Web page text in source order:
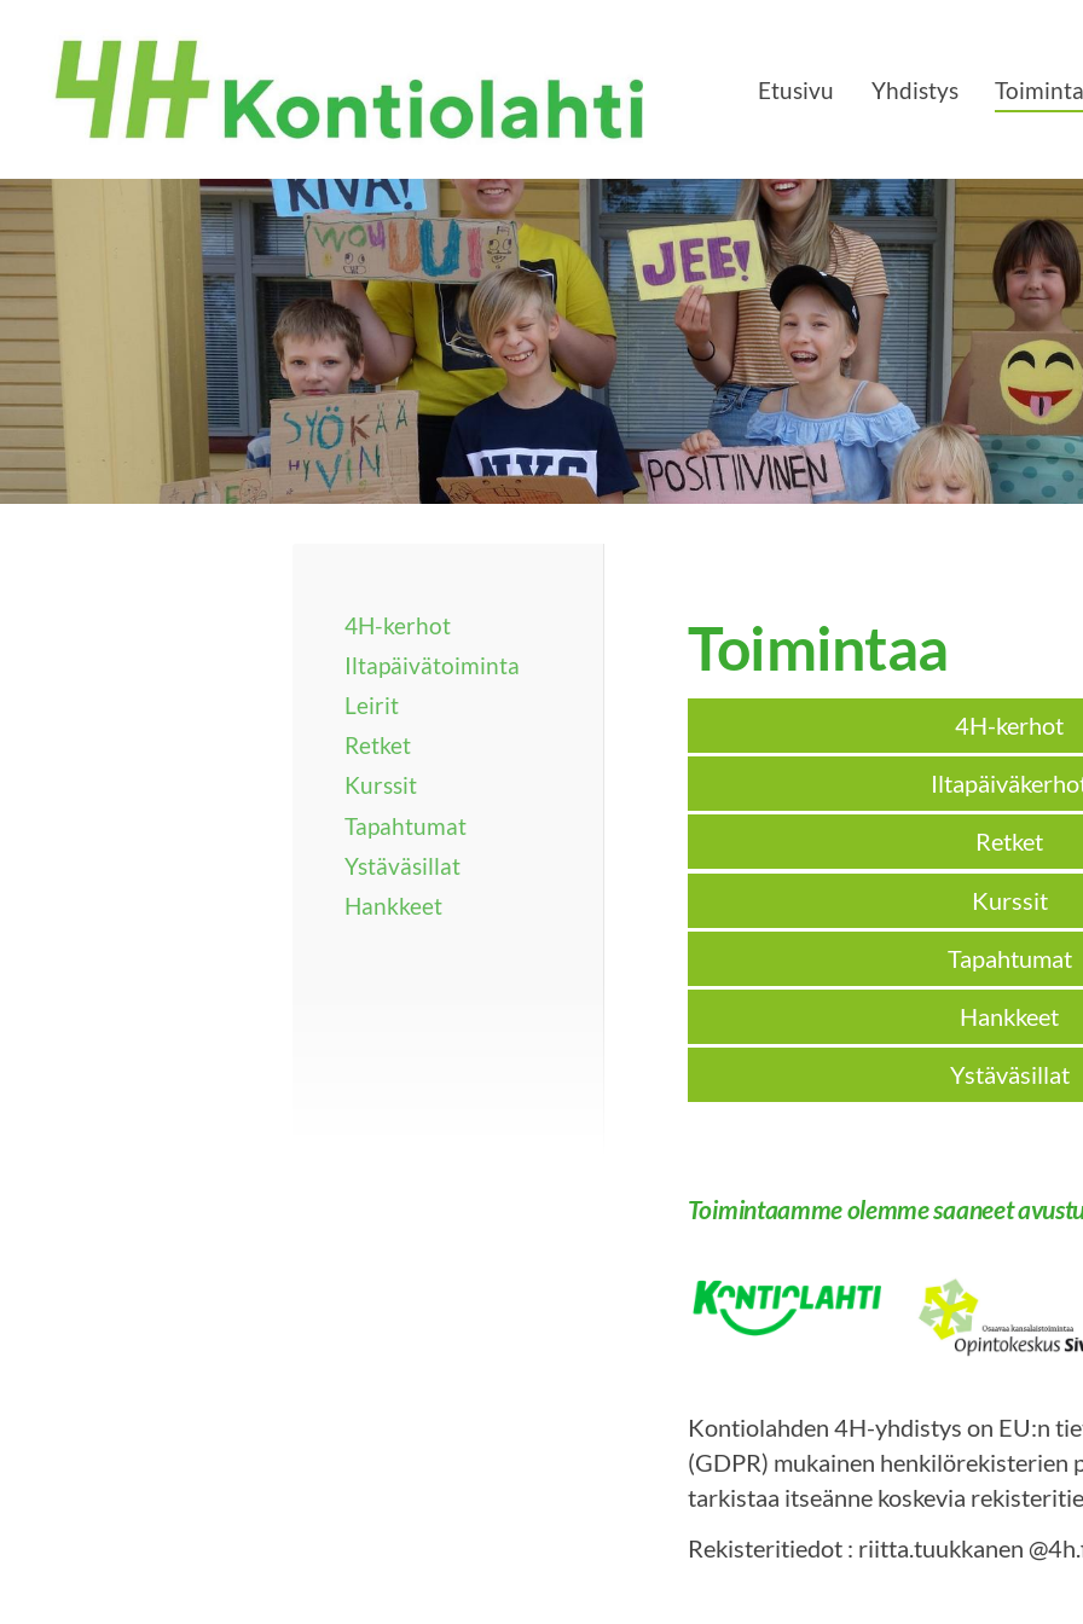
sivun
sisältöön
Kontiolahden 4H-yhdistys Etusivu Yhdistys
4H-kerhot
Iltapäivätoiminta
Leirit
Retket
Kurssit
Tapahtumat
Ystäväsillat
Hankkeet
Toimintaa
4H-kerhot
Retket
Kurssit
Tapahtumat
Hankkeet
Ystäväsillat
Toimintaamme olemme saaneet
Kontiolahden 4H-yhdistys on EU:n
(GDPR) mukainen henkilörekisterien
tarkistaa itseänne koskevia
Rekisteritiedot : riitta.tuukkanen